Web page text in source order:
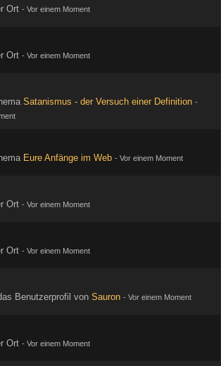
Ort - Vor einem Moment
Ort - Vor einem Moment
Satanismus - der Versuch einer Definition -
Eure Anfänge im Web - Vor einem Moment
Ort - Vor einem Moment
Ort - Vor einem Moment
Benutzerprofil von Sauron - Vor einem Moment
Ort - Vor einem Moment